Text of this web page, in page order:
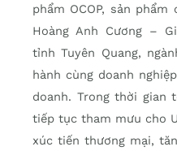
phẩm OCOP, sản
Hoàng Anh Cương –
tỉnh Tuyên Quang,
hành cùng doanh
doanh. Trong thời gian
tiếp tục tham mưu cho
xúc tiến thương mại,